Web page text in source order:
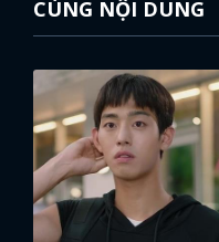
FACEBOOK
CÙNG NỘI DUNG